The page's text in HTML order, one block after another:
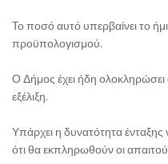
Το ποσό αυτό υπερβαίνει το
προϋπολογισμού.
Ο Δήμος έχει ήδη ολοκληρώσει
εξέλιξη.
Υπάρχει η δυνατότητα
ότι θα εκπληρωθούν οι